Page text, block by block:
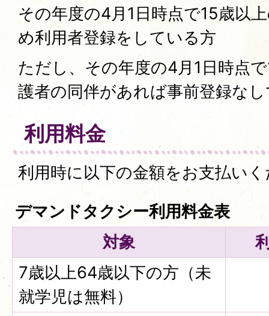
その年度の4月1日時点で15歳以
め利用者登録をしている方
ただし、その年度の4月1日時点
護者の同伴があれば事前登録な
利用料金
利用時に以下の金額をお支払い
デマンドタクシー利用料金表
対象
7歳以上64歳以下の方（未
就学児は無料）